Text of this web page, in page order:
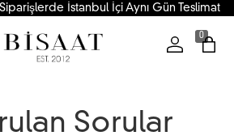
İstanbul İçi Aynı Gün Teslimat
0
Sorular